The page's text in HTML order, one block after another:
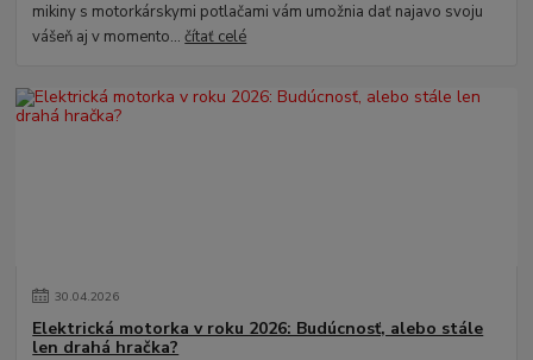
mikiny s motorkárskymi potlačami vám umožnia dať najavo svoju
vášeň aj v momento...čítať celé
30.04.2026
Elektrická motorka v roku 2026: Budúcnosť, alebo stále
len drahá hračka?